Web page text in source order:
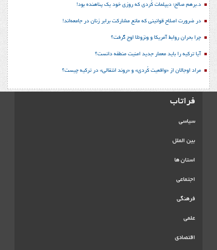
د.برهم صالح؛ دیپلمات کُردی که روزی خود یک پناهنده بود!
در ضرورت اصلاح قوانینی که مانع مشارکت برابر زنان در جامعه‌اند!
چرا بحران روابط آمریکا و ونزوئلا اوج گرفت؟
آیا ترکیه را باید معمار جدید امنیت منطقه دانست؟
مراد اوجالان از «واقعیت کُردی» و «روند انتقالی» در ترکیه چیست؟
فراتاب
سیاسی
بین الملل
استان ها
اجتماعی
فرهنگی
علمی
اقتصادی